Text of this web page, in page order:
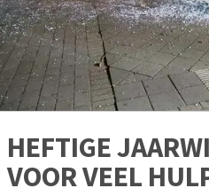
HEFTIGE
VOOR VEEL